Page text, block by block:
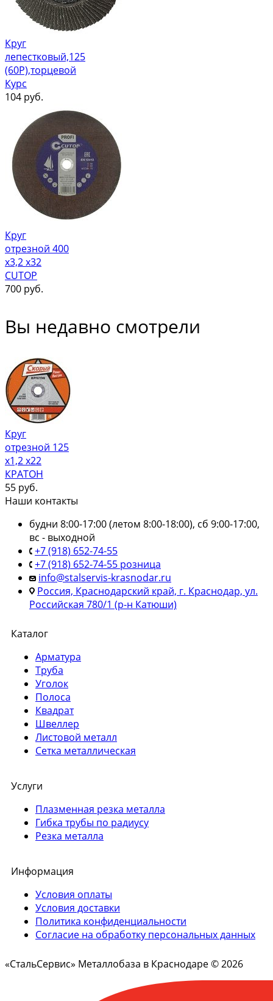
Круг
лепестковый,125
(60Р),торцевой
Курс
104 руб.
Круг
отрезной 400
х3,2 х32
CUTOP
700 руб.
Вы недавно смотрели
Круг
отрезной 125
х1,2 х22
КРАТОН
55 руб.
Наши контакты
будни 8:00-17:00 (летом 8:00-18:00), сб 9:00-17:00,
вс - выходной
+7 (918) 652-74-55
+7 (918) 652-74-55 розница
info@stalservis-krasnodar.ru
Россия, Краснодарский край, г. Краснодар, ул.
Российская 780/1 (р-н Катюши)
Каталог
Арматура
Труба
Уголок
Полоса
Квадрат
Швеллер
Листовой металл
Сетка металлическая
Услуги
Плазменная резка металла
Гибка трубы по радиусу
Резка металла
Информация
Условия оплаты
Условия доставки
Политика конфиденциальности
Согласие на обработку персональных данных
«СтальСервис» Металлобаза в Краснодаре © 2026